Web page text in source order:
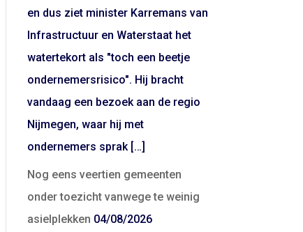
en dus ziet minister Karremans van
Infrastructuur en Waterstaat het
watertekort als "toch een beetje
ondernemersrisico". Hij bracht
vandaag een bezoek aan de regio
Nijmegen, waar hij met
ondernemers sprak […]
Nog eens veertien gemeenten
onder toezicht vanwege te weinig
asielplekken 04/08/2026